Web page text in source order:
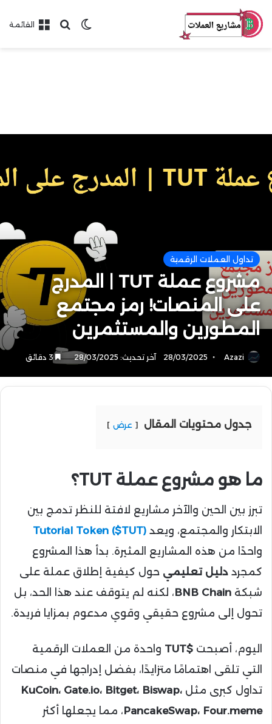
القائمةبحث عن
الوضع المظلم
تداول العملات الرقمية
مشروع عملة TUT | المدرج
على المنصات! رمز مجتمع
المطورين والمستثمرين
Azazi
28/03/2025 آخر تحديث: 28/03/2025 3 دقائق
جدول محتويات المقال عرض
ما هو مشروع عملة TUT؟
تبرز بين الحين والآخر مشاريع لافتة للنظر تدمج بين
الابتكار والمجتمع، ويعد Tutorial Token ($TUT)
واحدًا من هذه المشاريع المثيرة. بدأ هذا المشروع
كمجرد دليل تعليمي حول كيفية إطلاق عملة على
شبكة BNB Chain، لكنه لم يتوقف عند هذا الحد، بل
تحول إلى مشروع حقيقي وقوي مدعوم بمزايا فريدة.
اليوم، أصبحت $TUT
واحدة من العملات الرقمية
التي تلقى اهتمامًا متزايدًا، بفضل إدراجها في منصات
تداول كبرى مثل KuCoin، Gate.io، Bitget، Biswap،
PancakeSwap، Four.meme، مما يجعلها أكثر